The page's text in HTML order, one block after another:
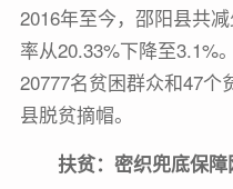
2016年至今，邵阳县共
率从20.33%下降至3.1%
20777名贫困群众和47
县脱贫摘帽。
扶贫：密织兜底保障